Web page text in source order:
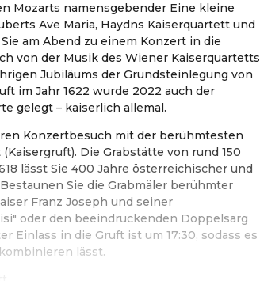
Mozarts namensgebender Eine kleine
Ave Maria, Haydns Kaiserquartett und
am Abend zu einem Konzert in die
von der Musik des Wiener Kaiserquartetts
Jubiläums der Grundsteinlegung von
im Jahr 1622 wurde 2022 auch der
gelegt – kaiserlich allemal.
Konzertbesuch mit der berühmtesten
Die Grabstätte von rund 150
lässt Sie 400 Jahre österreichischer und
Sie die Grabmäler berühmter
Franz Joseph und seiner
oder den beeindruckenden Doppelsarg
Einlass in die Gruft ist um 17:30, sodass es
lässt.